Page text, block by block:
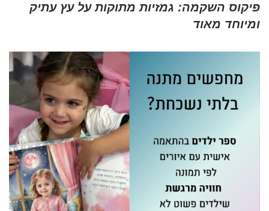
פיקוס השקמה: גמזיות מתוקות על עץ עתיק
ומיוחד מאוד